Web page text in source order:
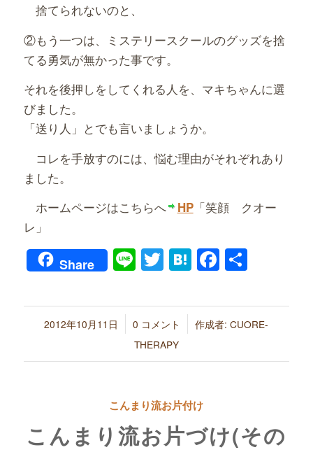
捨てられないのと、
②もう一つは、ミステリースクールのグッズを捨
てる勇気が無かった事です。
それを後押しをしてくれる人を、マキちゃんに選
びました。
「送り人」とでも言いましょうか。
コレを手放すのには、悩む理由がそれぞれあり
ました。
ホームページはこちらへ
HP「笑顔 クオー
レ」
Share LineTwitter
Hatena共
2012年10月11日
/ 0 コメント
/ 作成者:CUORE-
THERAPY
こんまり流お片付け
こんまり流お片づけ(その